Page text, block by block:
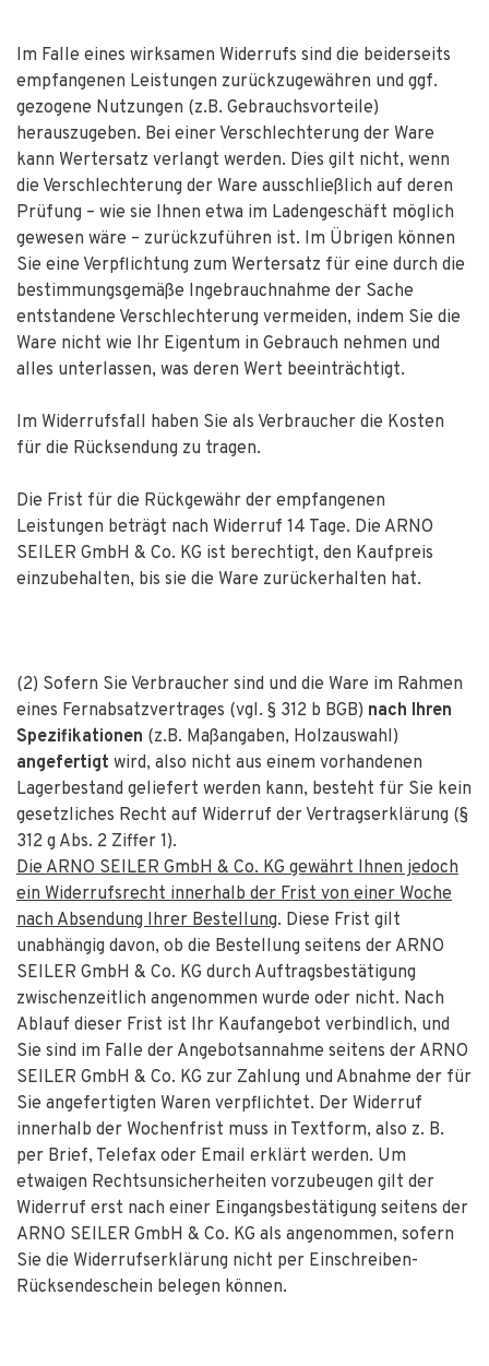
Im Falle eines wirksamen Widerrufs sind die beiderseits
empfangenen Leistungen zurückzugewähren und ggf.
gezogene Nutzungen (z.B. Gebrauchsvorteile)
herauszugeben. Bei einer Verschlechterung der Ware
kann Wertersatz verlangt werden. Dies gilt nicht, wenn
die Verschlechterung der Ware ausschließlich auf deren
Prüfung – wie sie Ihnen etwa im Ladengeschäft möglich
gewesen wäre – zurückzuführen ist. Im Übrigen können
Sie eine Verpflichtung zum Wertersatz für eine durch die
bestimmungsgemäße Ingebrauchnahme der Sache
entstandene Verschlechterung vermeiden, indem Sie die
Ware nicht wie Ihr Eigentum in Gebrauch nehmen und
alles unterlassen, was deren Wert beeinträchtigt.
Im Widerrufsfall haben Sie als Verbraucher die Kosten
für die Rücksendung zu tragen.
Die Frist für die Rückgewähr der empfangenen
Leistungen beträgt nach Widerruf 14 Tage. Die ARNO
SEILER GmbH & Co. KG ist berechtigt, den Kaufpreis
einzubehalten, bis sie die Ware zurückerhalten hat.
(2) Sofern Sie Verbraucher sind und die Ware im Rahmen
eines Fernabsatzvertrages (vgl. § 312 b BGB) nach Ihren
Spezifikationen (z.B. Maßangaben, Holzauswahl)
angefertigt wird, also nicht aus einem vorhandenen
Lagerbestand geliefert werden kann, besteht für Sie kein
gesetzliches Recht auf Widerruf der Vertragserklärung (§
312 g Abs. 2 Ziffer 1).
Die ARNO SEILER GmbH & Co. KG gewährt Ihnen jedoch
ein Widerrufsrecht innerhalb der Frist von einer Woche
nach Absendung Ihrer Bestellung. Diese Frist gilt
unabhängig davon, ob die Bestellung seitens der ARNO
SEILER GmbH & Co. KG durch Auftragsbestätigung
zwischenzeitlich angenommen wurde oder nicht. Nach
Ablauf dieser Frist ist Ihr Kaufangebot verbindlich, und
Sie sind im Falle der Angebotsannahme seitens der ARNO
SEILER GmbH & Co. KG zur Zahlung und Abnahme der für
Sie angefertigten Waren verpflichtet. Der Widerruf
innerhalb der Wochenfrist muss in Textform, also z. B.
per Brief, Telefax oder Email erklärt werden. Um
etwaigen Rechtsunsicherheiten vorzubeugen gilt der
Widerruf erst nach einer Eingangsbestätigung seitens der
ARNO SEILER GmbH & Co. KG als angenommen, sofern
Sie die Widerrufserklärung nicht per Einschreiben-
Rücksendeschein belegen können.